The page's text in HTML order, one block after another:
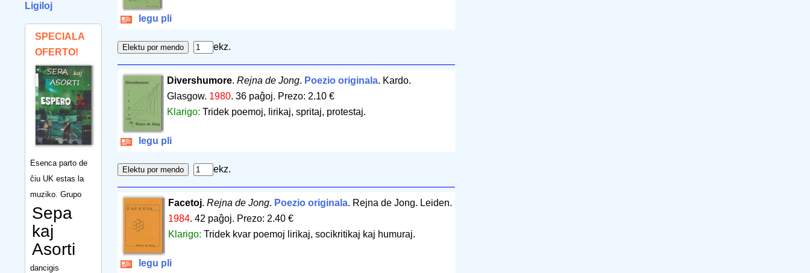
Ligiloj
SPECIALA
OFERTO!
Esenca parto de
ĉiu UK estas la
muziko. Grupo
Sepa
kaj
Asorti
dancigis
legu pli
ekz.
Divershumore. Rejna de Jong. Poezio originala. Kardo.
Glasgow. 1980. 36 paĝoj. Prezo: 2.10 €
Klarigo: Tridek poemoj, lirikaj, spritaj, protestaj.
legu pli
ekz.
Facetoj. Rejna de Jong. Poezio originala. Rejna de Jong. Leiden.
1984. 42 paĝoj. Prezo: 2.40 €
Klarigo: Tridek kvar poemoj lirikaj, socikritikaj kaj humuraj.
legu pli